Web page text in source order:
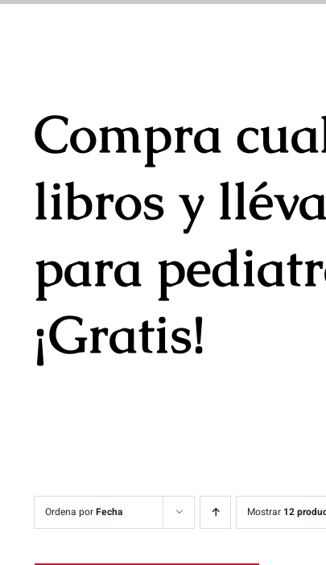
Compra
libros y
para
¡Gratis!
Ordena porFecha Mostrar 12